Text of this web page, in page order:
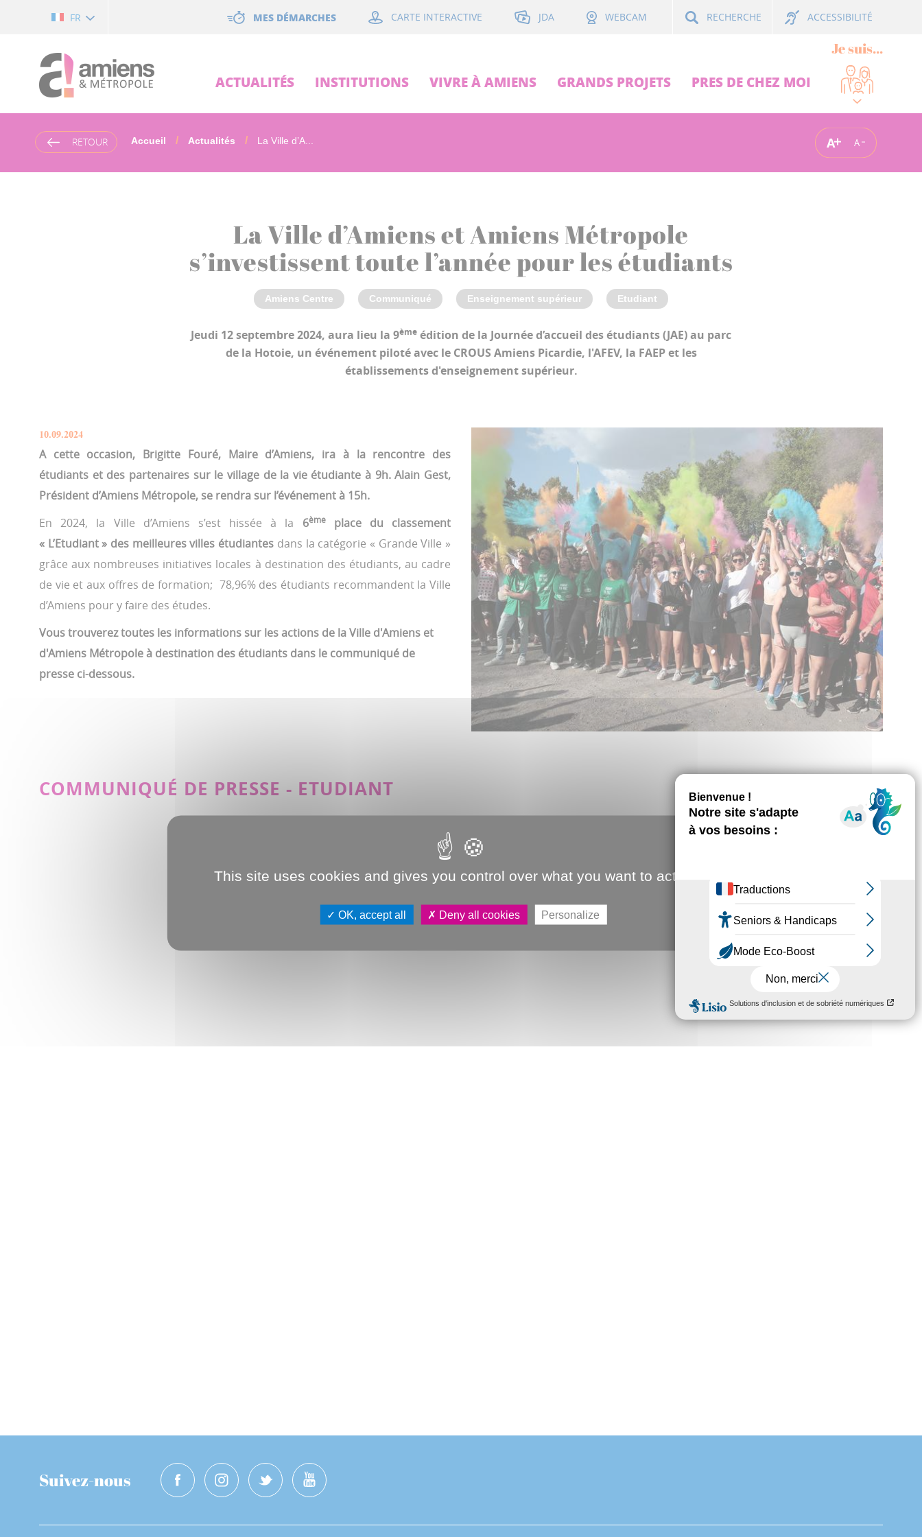
FR MES DÉMARCHES CARTE INTERACTIVE JDA WEBCAM RECHERCHE ACCESSIBILITÉ
ACTUALITÉS INSTITUTIONS VIVRE À AMIENS GRANDS PROJETS PRES DE CHEZ MOI
Je suis...
RETOUR Accueil Actualités La Ville d’A... A A
La Ville d’Amiens et Amiens Métropole
s’investissent toute l’année pour les étudiants
Amiens Centre Communiqué Enseignement supérieur Etudiant
Jeudi 12 septembre 2024, aura lieu la 9ème édition de la Journée d’accueil des étudiants (JAE) au parc
de la Hotoie, un événement piloté avec le CROUS Amiens Picardie, l'AFEV, la FAEP et les
établissements d'enseignement supérieur.
10.09.2024
A cette occasion, Brigitte Fouré, Maire d’Amiens, ira à la rencontre des
étudiants et des partenaires sur le village de la vie étudiante à 9h. Alain Gest,
Président d’Amiens Métropole, se rendra sur l’événement à 15h.
En 2024, la Ville d’Amiens s’est hissée à la 6èmeplace du classement
« L’Etudiant » des meilleures villes étudiantes dans la catégorie « Grande Ville »
grâce aux nombreuses initiatives locales à destination des étudiants, au cadre
de vie et aux offres de formation; 78,96% des étudiants recommandent la Ville
d’Amiens pour y faire des études.
Vous trouverez toutes les informations sur les actions de la Ville d'Amiens et
d'Amiens Métropole à destination des étudiants dans le communiqué de
presse ci-dessous.
COMMUNIQUÉ DE PRESSE - ETUDIANT
Suivez-nous
This site uses cookies and gives you control over what you want to activate
OK, accept all Deny all cookies Personalize